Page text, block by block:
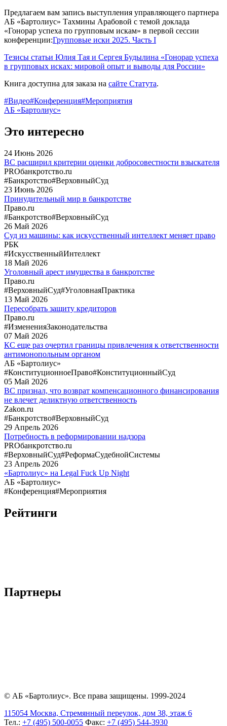
Предлагаем вам запись выступления управляющего партнера
АБ «Бартолиус» Тахмины Арабовой с темой доклада
«Гонорар успеха по групповым искам» в первой сессии
конференции:Групповые иски 2025. Часть I
Тезисы статьи Юлия Тая и Сергея Будылина «Гонорар успеха
в групповых исках: мировой опыт и выводы для России»
Книга доступна для заказа на сайте Статута.
#Видео#Конференция#Мероприятия
АБ «Бартолиус»
Это интересно
24 Июнь 2026
ВС расширил критерии оценки добросовестности взыскателя
PROбанкротство.ru
#Банкротство#ВерховныйСуд
23 Июнь 2026
Принудительный мир в банкротстве
Право.ru
#Банкротство#ВерховныйСуд
26 Май 2026
Суд из машины: как искусственный интеллект меняет право
РБК
#ИскусственныйИнтеллект
18 Май 2026
Уголовный арест имущества в банкротстве
Право.ru
#ВерховныйСуд#УголовнаяПрактика
13 Май 2026
Пересобрать защиту кредиторов
Право.ru
#ИзмененияЗаконодательства
07 Май 2026
КС еще раз очертил границы привлечения к ответственности
антимонопольным органом
АБ «Бартолиус»
#КонституционноеПраво#КонституционныйСуд
05 Май 2026
ВС признал, что возврат компенсационного финансирования
не влечет деликтную ответственность
Zakon.ru
#Банкротство#ВерховныйСуд
29 Апрель 2026
Потребность в реформировании надзора
PROбанкротство.ru
#ВерховныйСуд#РеформаСудебнойСистемы
23 Апрель 2026
«Бартолиус» на Legal Fuck Up Night
АБ «Бартолиус»
#Конференция#Мероприятия
Рейтинги
Партнеры
© АБ «Бартолиус». Все права защищены. 1999-2024
115054 Москва, Стремянный переулок, дом 38, этаж 6
Тел.: +7 (495) 500-0055 Факс: +7 (495) 544-3930